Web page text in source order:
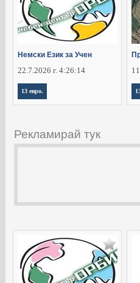
Немски Език за Учен
22.7.2026 г. 4:26:14
13 евро.
Рекламирай тук